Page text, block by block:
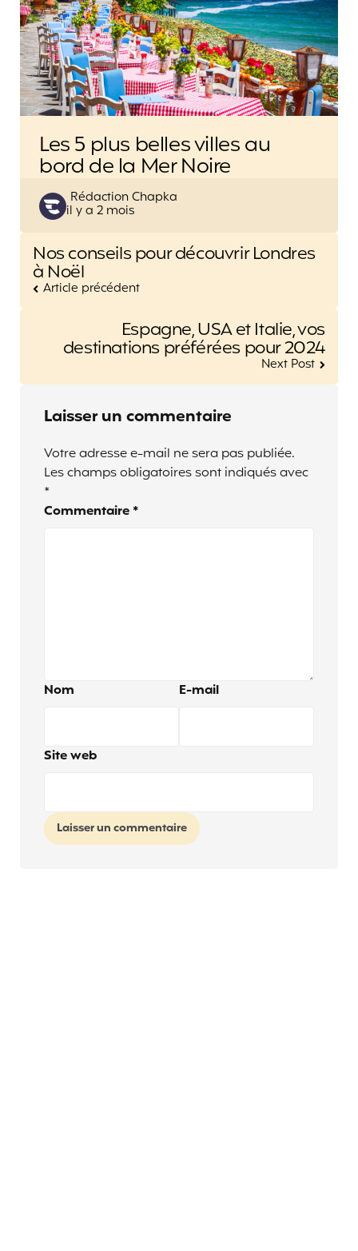
Les 5 plus belles villes au
bord de la Mer Noire
Posted
by
Rédaction Chapka
il y a 2 mois
Post
navigation
Nos conseils pour découvrir Londres
à Noël
Article précédent
Espagne, USA et Italie, vos
destinations préférées pour 2024
Next Post
Laisser un commentaire
Votre adresse e-mail ne sera pas publiée.
Les champs obligatoires sont indiqués avec
*
Commentaire *
Nom E-mail
Site web